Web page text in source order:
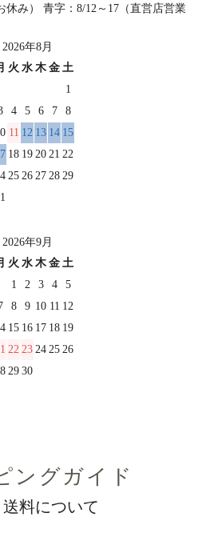
み） 青字：8/12～17（直営店営業
2026年8月
火 水 木 金 土
1
4 5 6 7
8
11 12 13 14 15
18 19 20 21 22
25 26 27 28 29
2026年9月
火 水 木 金 土
1
2 3 4
5
8 9 10 11 12
15 16 17 18 19
22 23 24 25 26
29 30
ングガイド
料について